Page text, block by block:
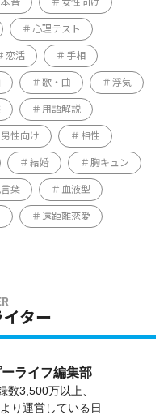
音 女性向け
心理テスト
恋活 手相
歌・曲 浮気
用語解説
男性向け 相性
結婚 胸キュン
葉 血液型
遠距離恋愛
ター
ライフ編集部
数3,500万以上、
り運営している日